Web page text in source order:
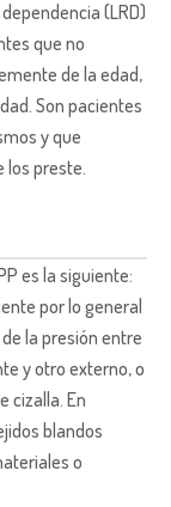
(LRD)
que no
de la edad,
Son pacientes
y que
preste.
es la siguiente:
por lo general
la presión entre
y otro externo, o
cizalla. En
blandos
o